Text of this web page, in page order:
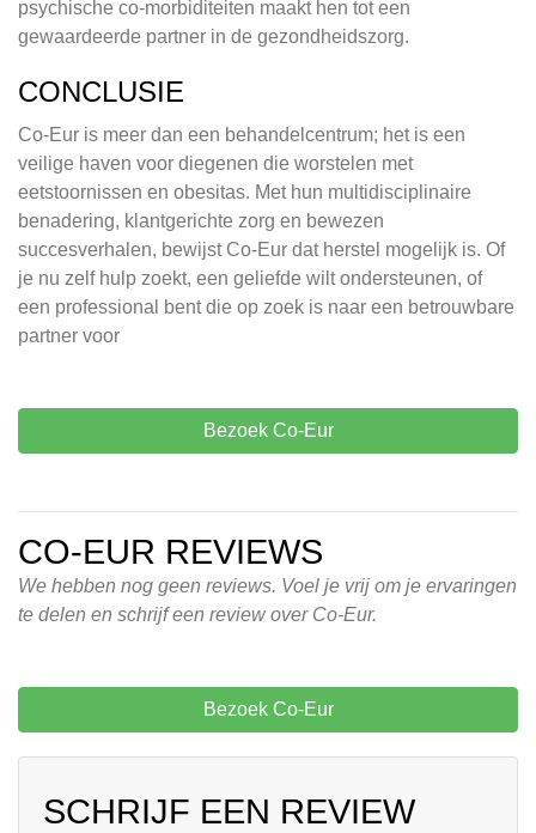
psychische co-morbiditeiten maakt hen tot een
gewaardeerde partner in de gezondheidszorg.
CONCLUSIE
Co-Eur is meer dan een behandelcentrum; het is een
veilige haven voor diegenen die worstelen met
eetstoornissen en obesitas. Met hun multidisciplinaire
benadering, klantgerichte zorg en bewezen
succesverhalen, bewijst Co-Eur dat herstel mogelijk is. Of
je nu zelf hulp zoekt, een geliefde wilt ondersteunen, of
een professional bent die op zoek is naar een betrouwbare
partner voor
Bezoek Co-Eur
CO-EUR REVIEWS
We hebben nog geen reviews. Voel je vrij om je ervaringen
te delen en schrijf een review over Co-Eur.
Bezoek Co-Eur
SCHRIJF EEN REVIEW